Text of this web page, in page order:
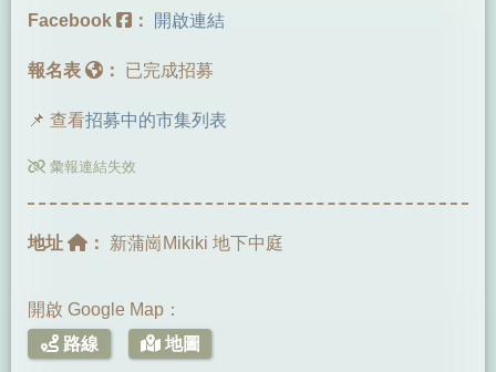
Facebook ： 開啟連結
報名表 ： 已完成招募
📌 查看招募中的市集列表
彙報連結失效
地址 ： 新蒲崗Mikiki 地下中庭
開啟 Google Map：
路線
地圖